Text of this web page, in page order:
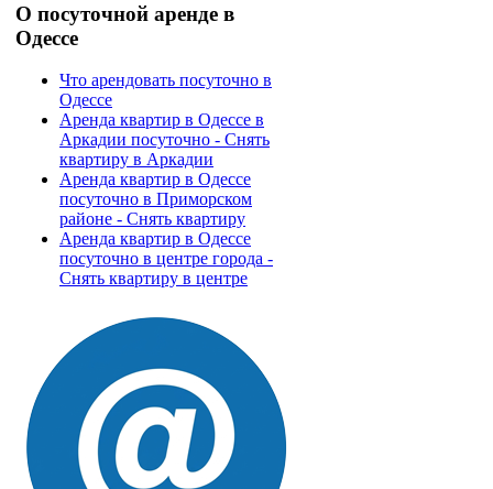
О посуточной аренде в
Одессе
Что арендовать посуточно в
Одессе
Аренда квартир в Одессе в
Аркадии посуточно - Снять
квартиру в Аркадии
Аренда квартир в Одессе
посуточно в Приморском
районе - Снять квартиру
Аренда квартир в Одессе
посуточно в центре города -
Снять квартиру в центре